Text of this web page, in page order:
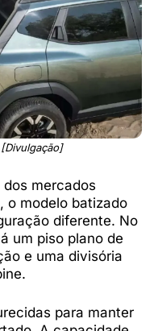
mercados
o modelo batizado
diferente. No
um piso plano de
e uma divisória
para manter